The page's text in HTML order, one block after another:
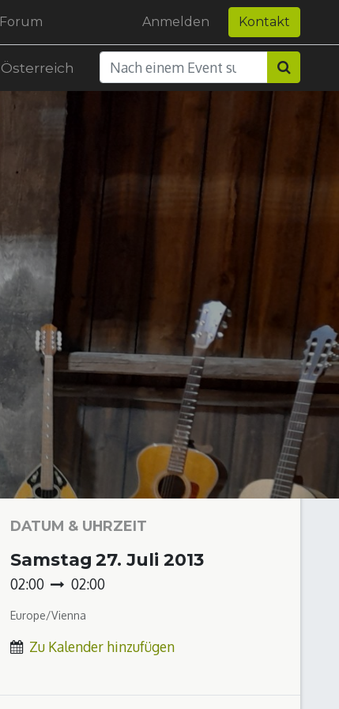
Forum Anmelden Kontakt
Österreich
DATUM & UHRZEIT
Samstag 27. Juli 2013
02:00 02:00
Europe/Vienna
Zu Kalender hinzufügen